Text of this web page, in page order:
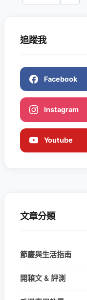
追蹤我
Facebook
Instagram
Youtube
文章分類
節慶與生活指南
開箱文 & 評測